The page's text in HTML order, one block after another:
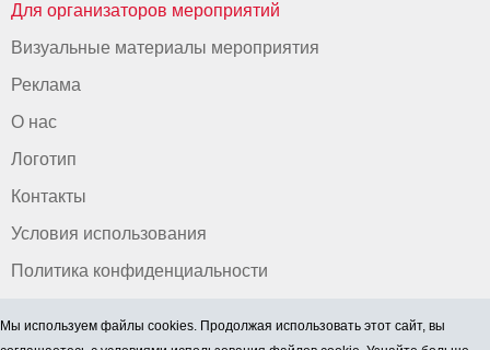
Для организаторов мероприятий
Визуальные материалы мероприятия
Реклама
О нас
Логотип
Контакты
Условия использования
Политика конфиденциальности
Мы используем файлы cookies. Продолжая использовать этот сайт, вы